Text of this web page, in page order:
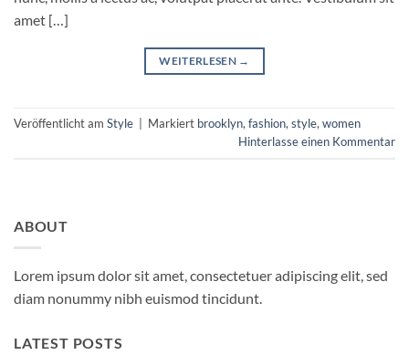
amet […]
WEITERLESEN →
Veröffentlicht am Style Markiert brooklyn, fashion, style, women
Hinterlasse einen Kommentar
ABOUT
Lorem ipsum dolor sit amet, consectetuer adipiscing elit, sed
diam nonummy nibh euismod tincidunt.
LATEST POSTS